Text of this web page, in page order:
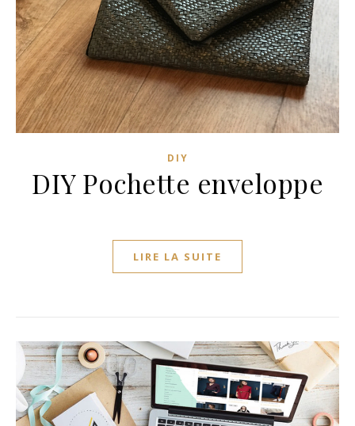
DIY
DIY Pochette enveloppe
LIRE LA SUITE